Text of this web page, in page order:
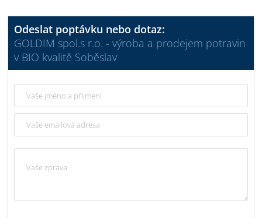
Odeslat poptávku nebo dotaz:
GOLDIM spol.s r.o. - výroba a prodejem potravin
v BIO kvalitě Soběslav